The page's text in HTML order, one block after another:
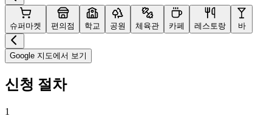
슈퍼마켓 편의점 학교 공원 체육관 카페 레스토랑 바
Google 지도에서 보기
신청 절차
1